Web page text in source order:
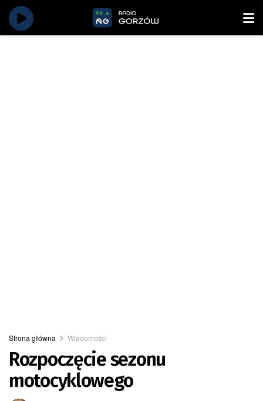
Strona główna Wiadomości
Rozpoczęcie sezonu
motocyklowego